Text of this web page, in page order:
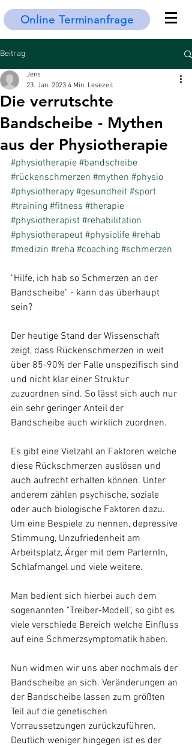
Online Terminanfrage
Beitrag
Die verrutschte
Bandscheibe - Mythen
aus der Physiotherapie
Jens
23. Jan. 2023 4 Min. Lesezeit
#physiotherapie #bandscheibe
#rückenschmerzen #mythen #physio
#physiotherapy #gesundheit #sport
#training #fitness #therapie
#physiotherapist #rehabilitation
#physiotherapeut #physiolife #rehab
#medizin #reha #coaching #schmerzen
"Hilfe, ich hab so Schmerzen an der
Bandscheibe" - kann das überhaupt
sein?
Der heutige Stand der Wissenschaft
zeigt, dass Rückenschmerzen in weit
über 85-90% der Falle unspezifisch sind
und nicht klar einer Struktur
zuzuordnen sind. So lässt sich auch nur
ein sehr geringer Anteil der
Bandscheibe auch wirklich zuordnen.
Es gibt eine Vielzahl an Faktoren welche
diese Rückschmerzen auslösen und
auch aufrecht erhalten können. Unter
anderem zählen psychische, soziale
oder auch biologische Faktoren dazu.
Um eine Bespiele zu nennen, depressive
Stimmung, Unzufriedenheit am
Arbeitsplatz, Ärger mit dem ParternIn,
Schlafmangel und viele weitere.
Man bedient sich hierbei auch dem
sogenannten "Treiber-Modell", so gibt es
viele verschiede Bereich welche Einfluss
auf eine Schmerzsymptomatik haben.
Nun widmen wir uns aber nochmals der
Bandscheibe an sich. Veränderungen an
der Bandscheibe lassen zum größten
Teil auf die genetischen
Vorraussetzungen zurückzuführen.
Deutlich weniger hingegen ist es der